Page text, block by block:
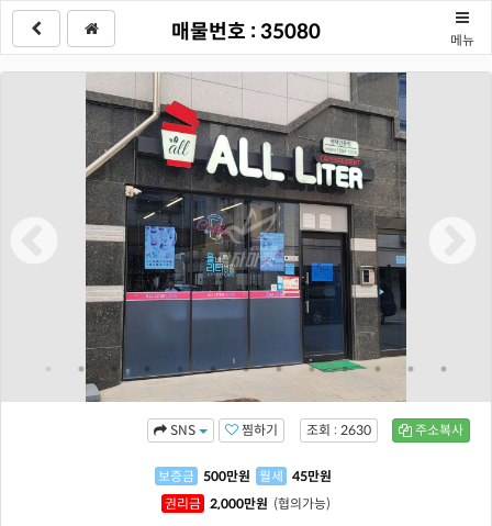
메뉴
매물번호 : 35080
주소복사
조회 : 2630
찜하기
SNS
보증금 500만원 월세 45만원
권리금 2,000만원 (협의가능)